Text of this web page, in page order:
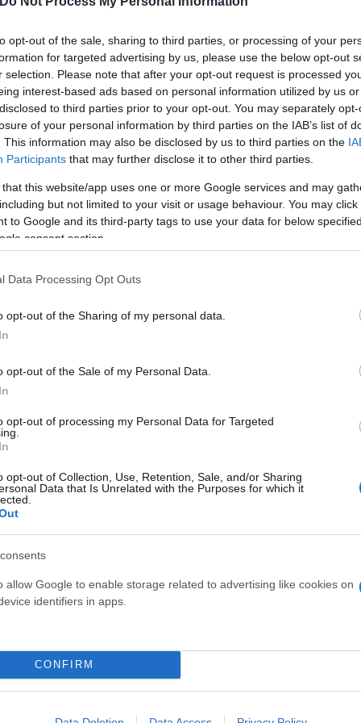
opt-out of the sale, sharing to third parties, or processing of your
for targeted advertising by us, please use the below opt-out
selection. Please note that after your opt-out request is processed
interest-based ads based on personal information utilized by us
to third parties prior to your opt-out. You may separately
of your personal information by third parties on the IAB’s list of
This information may also be disclosed by us to third parties on the
Participants that may further disclose it to other third parties.
that this website/app uses one or more Google services and may
but not limited to your visit or usage behaviour. You may
to Google and its third-party tags to use your data for below
consent section.
Data Processing Opt Outs
opt-out of the Sharing of my personal data.
opt-out of the Sale of my Personal Data.
opt-out of processing my Personal Data for Targeted
opt-out of Collection, Use, Retention, Sale, and/or Sharing
Data that Is Unrelated with the Purposes for which it
allow Google to enable storage related to advertising like cookies on
identifiers in apps.
CONFIRM
του Κολωνού. Κάθε επίθεση είχε στόχο τόσο την
ισχύος και ανωτερότητας, είτε με την
οργανώνονταν οι επιθέσεις και
κ.λπ.).
τους υπεροχή, προκειμένου να εξασφαλιστεί το
πράγμα που καθιστούσε τη δράση τους
κατέγραφαν σε βίντεο τις περισσότερες
δράση
και πιστοποιήθηκε η εγκληματική
σε σχολικό συγκρότημα στο κέντρο της
από αιχμηρό αντικείμενο ένας εξ αυτών,